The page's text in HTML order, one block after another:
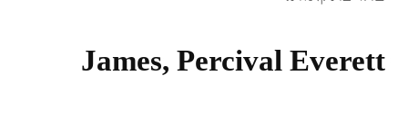
James, Percival Everett